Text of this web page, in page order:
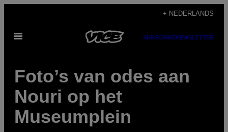
de
+ NEDERLANDS
Open
SUBSCRIBENEWSLETTER
Foto’s van odes aan
Nouri op het
Museumplein